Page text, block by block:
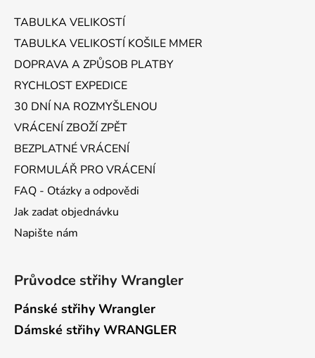
TABULKA VELIKOSTÍ
TABULKA VELIKOSTÍ KOŠILE MMER
DOPRAVA A ZPŮSOB PLATBY
RYCHLOST EXPEDICE
30 DNÍ NA ROZMYŠLENOU
VRÁCENÍ ZBOŽÍ ZPĚT
BEZPLATNÉ VRÁCENÍ
FORMULÁŘ PRO VRÁCENÍ
FAQ - Otázky a odpovědi
Jak zadat objednávku
Napište nám
Průvodce střihy Wrangler
Pánské střihy Wrangler
Dámské střihy WRANGLER